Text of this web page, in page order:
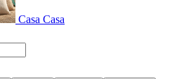
Casa Casa